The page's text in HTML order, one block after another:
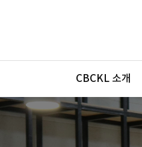
메뉴
CBCKL 소개